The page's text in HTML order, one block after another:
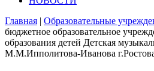
Главная | Образовательные
бюджетное образовательное
образования детей Детская
М.М.Ипполитова-Иванова